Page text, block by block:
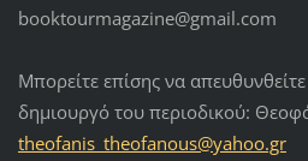
booktourmagazine@gmail.com
Μπορείτε επίσης να απευθυνθείτε
δημιουργό του περιοδικού:
theofanis_theofanous@yahoo.gr